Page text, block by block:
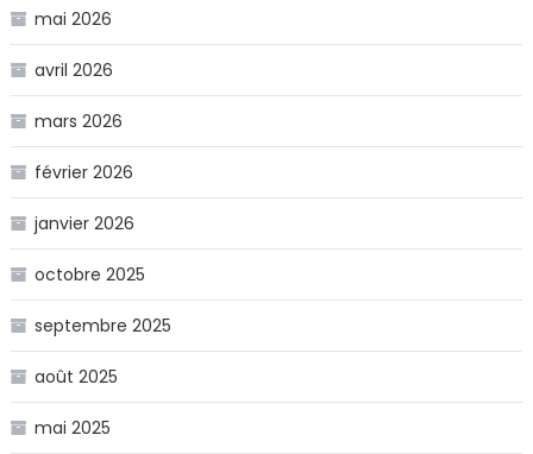
mai 2026
avril 2026
mars 2026
février 2026
janvier 2026
octobre 2025
septembre 2025
août 2025
mai 2025